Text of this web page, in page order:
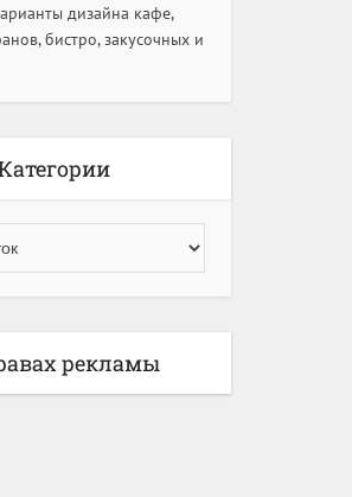
дизайна кафе,
бистро, закусочных и
рекламы